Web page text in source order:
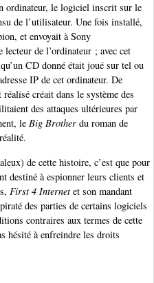
ordinateur, le logiciel inscrit sur le
de l’utilisateur. Une fois installé,
et envoyait à Sony
de l’ordinateur ; avec cet
CD donné était joué sur tel ou
IP de cet ordinateur. De
créait dans le système des
des attaques ultérieures par
le Big Brother du roman de
de cette histoire, c’est que pour
destiné à espionner leurs clients et
First 4 Internetet son mandant
des parties de certains logiciels
contraires aux termes de cette
hésité à enfreindre les droits